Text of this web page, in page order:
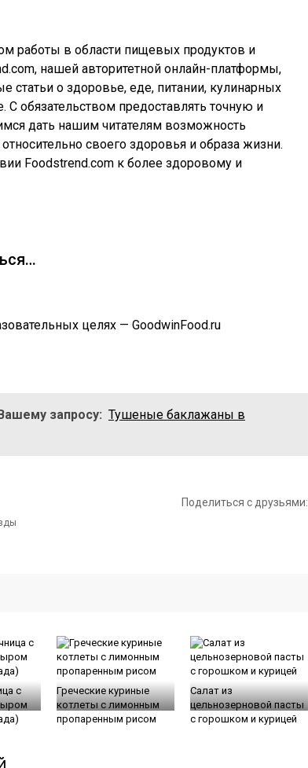
работы в области пищевых продуктов и
нашей авторитетной онлайн-платформы,
статьи о здоровье, еде, питании, кулинарных
С обязательством предоставлять точную и
дать нашим читателям возможность
своего здоровья и образа жизни.
Foodstrend.com к более здоровому и
целях — GoodwinFood.ru
запросу: Тушеные баклажаны в
Поделиться с друзьями:
с
Греческие куриные
котлеты с лимонным
пропаренным рисом
Салат из
цельнозерновой пасты
с горошком и курицей